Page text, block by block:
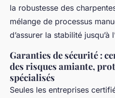
la robustesse des
mélange de processus
d’assurer la stabilité jusqu’à
Garanties de sécurité :
des risques amiante,
spécialisés
Seules les entreprises